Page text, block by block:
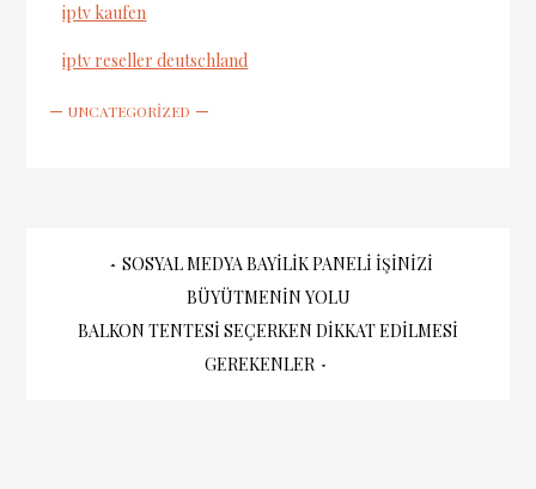
iptv kaufen
iptv reseller deutschland
UNCATEGORIZED
Yazı
gezinmesi
SOSYAL MEDYA BAYILIK PANELI İŞINIZI
BÜYÜTMENIN YOLU
BALKON TENTESI SEÇERKEN DIKKAT EDILMESI
GEREKENLER